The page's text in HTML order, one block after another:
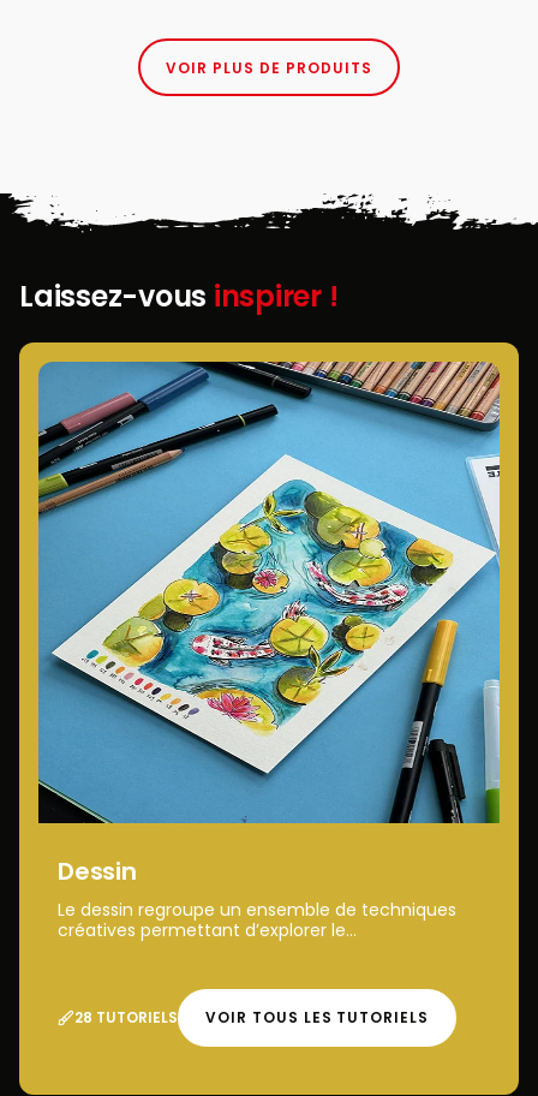
VOIR PLUS DE PRODUITS
Laissez-vous inspirer !
Dessin
Le dessin regroupe un ensemble de techniques
créatives permettant d’explorer le...
28 TUTORIELS VOIR TOUS LES TUTORIELS